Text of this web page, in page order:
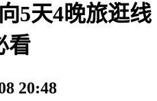
5天4晚旅逛线
看
20:48